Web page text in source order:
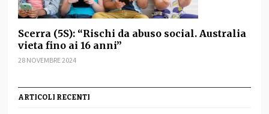
Scerra (5S): “Rischi da abuso social. Australia
vieta fino ai 16 anni”
28 NOVEMBRE 2024
ARTICOLI RECENTI